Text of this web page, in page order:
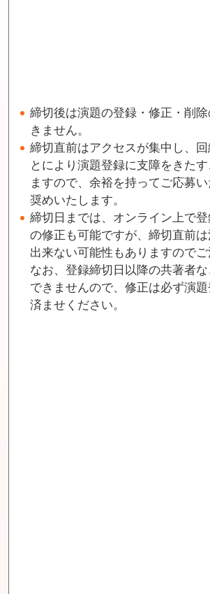
締切後は演題の登録・修正・削
きません。
締切直前はアクセスが集中し、
とにより演題登録に⽀障をきた
ますので、余裕を持ってご応募
奨めいたします。
締切日までは、オンライン上で
の修正も可能ですが、締切直前
出来ない可能性もありますのでご
なお、登録締切⽇以降の共著者
できませんので、修正は必ず演
済ませください。